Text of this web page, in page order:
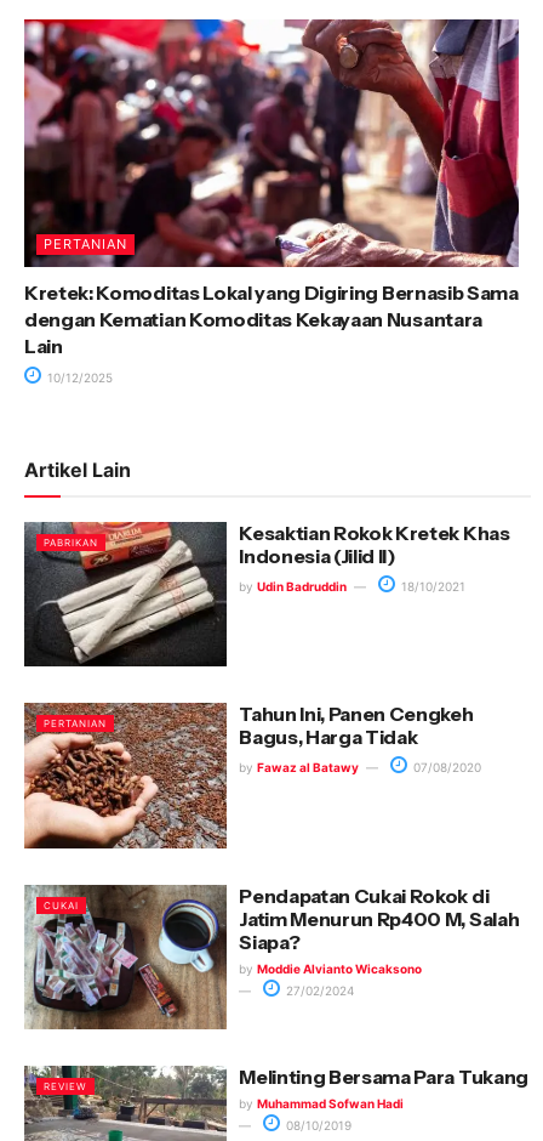
PERTANIAN
Kretek: Komoditas Lokal yang Digiring Bernasib Sama
dengan Kematian Komoditas Kekayaan Nusantara
Lain
10/12/2025
Artikel Lain
PABRIKAN
Kesaktian Rokok Kretek Khas
Indonesia (Jilid II)
by Udin Badruddin 18/10/2021
PERTANIAN
Tahun Ini, Panen Cengkeh
Bagus, Harga Tidak
by Fawaz al Batawy 07/08/2020
CUKAI
Pendapatan Cukai Rokok di
Jatim Menurun Rp400 M, Salah
Siapa?
by Moddie Alvianto Wicaksono
27/02/2024
REVIEW Melinting Bersama Para Tukang
by Muhammad Sofwan Hadi
08/10/2019